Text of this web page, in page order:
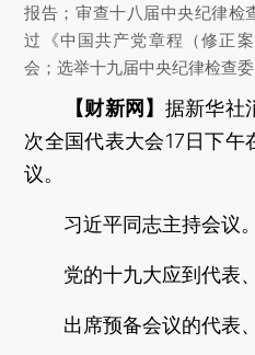
报告；审查十八届中央纪律检
过《中国共产党章程（修正
会；选举十九届中央纪律检查
【财新网】 据新华社
次全国代表大会17日下
议。
习近平同志主持会议。
党的十九大应到代表、
出席预备会议的代表、